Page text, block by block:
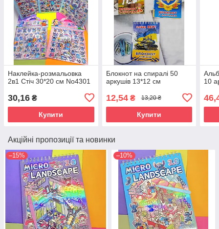
Наклейка-розмальовка
2в1 Стіч 30*20 см No4301
30,16 ₴
Купити
Блокнот на спиралі 50
аркушів 13*12 см
12,54₴ 13,20 ₴
Купити
10
Акційні пропозиції та новинки
–15% –10%